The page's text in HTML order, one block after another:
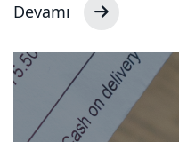
Devamı